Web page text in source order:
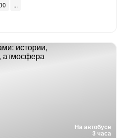
На автобусе
3 часа